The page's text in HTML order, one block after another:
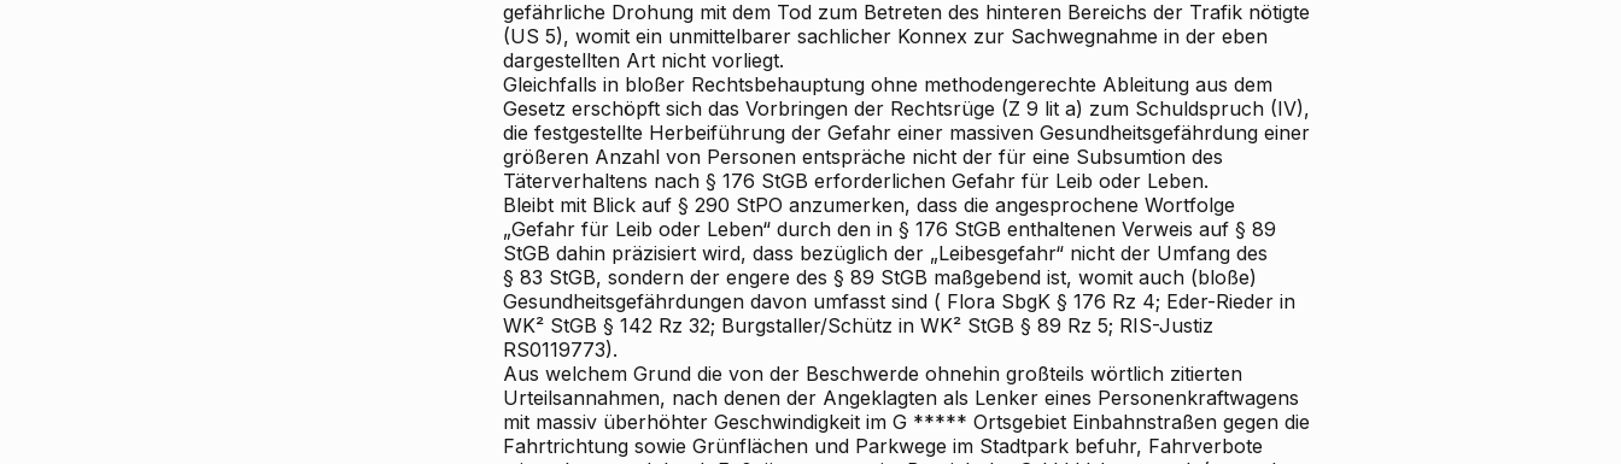
gefährliche Drohung mit dem Tod zum Betreten des hinteren Bereichs der Trafik nötigte
(US 5), womit ein unmittelbarer sachlicher Konnex zur Sachwegnahme in der eben
dargestellten Art nicht vorliegt.
Gleichfalls in bloßer Rechtsbehauptung ohne methodengerechte Ableitung aus dem
Gesetz erschöpft sich das Vorbringen der Rechtsrüge (Z 9 lit a) zum Schuldspruch (IV),
die festgestellte Herbeiführung der Gefahr einer massiven Gesundheitsgefährdung einer
größeren Anzahl von Personen entspräche nicht der für eine Subsumtion des
Täterverhaltens nach § 176 StGB erforderlichen Gefahr für Leib oder Leben.
Bleibt mit Blick auf § 290 StPO anzumerken, dass die angesprochene Wortfolge
„Gefahr für Leib oder Leben“ durch den in § 176 StGB enthaltenen Verweis auf § 89
StGB dahin präzisiert wird, dass bezüglich der „Leibesgefahr“ nicht der Umfang des
§ 83 StGB, sondern der engere des § 89 StGB maßgebend ist, womit auch (bloße)
Gesundheitsgefährdungen davon umfasst sind ( Flora SbgK § 176 Rz 4; Eder-Rieder in
WK² StGB § 142 Rz 32; Burgstaller/Schütz in WK² StGB § 89 Rz 5; RIS-Justiz
RS0119773).
Aus welchem Grund die von der Beschwerde ohnehin großteils wörtlich zitierten
Urteilsannahmen, nach denen der Angeklagten als Lenker eines Personenkraftwagens
mit massiv überhöhter Geschwindigkeit im G ***** Ortsgebiet Einbahnstraßen gegen die
Fahrtrichtung sowie Grünflächen und Parkwege im Stadtpark befuhr, Fahrverbote